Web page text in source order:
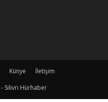
Künye
İletişim
Silivri Hürhaber